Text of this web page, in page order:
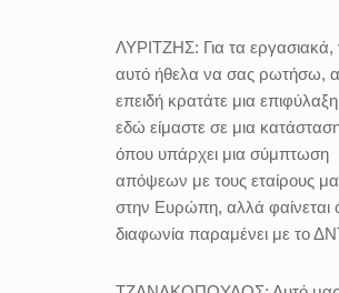
ΛΥΡΙΤΖΗΣ: Για τα εργασιακά,
αυτό ήθελα να σας ρωτήσω,
επειδή κρατάτε μια
εδώ είμαστε σε μια
όπου υπάρχει μια σύμπτωση
απόψεων με τους εταίρους
στην Ευρώπη, αλλά φαίνεται
διαφωνία παραμένει με το